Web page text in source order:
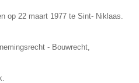
op 22 maart 1977 te Sint- Niklaas.
- Bouwrecht,